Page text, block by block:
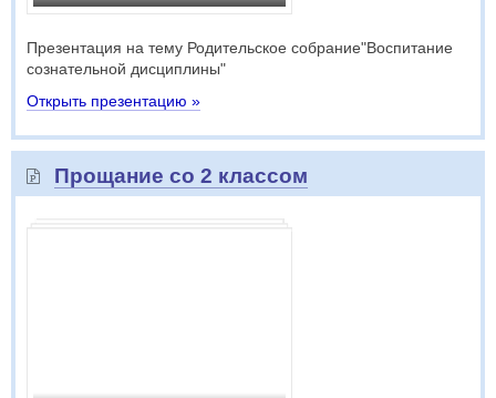
Презентация на тему Родительское собрание"Воспитание
сознательной дисциплины"
Открыть презентацию »
Прощание со 2 классом